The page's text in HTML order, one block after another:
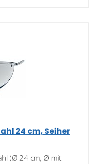
24 cm, Seiher
(Ø 24 cm, Ø mit